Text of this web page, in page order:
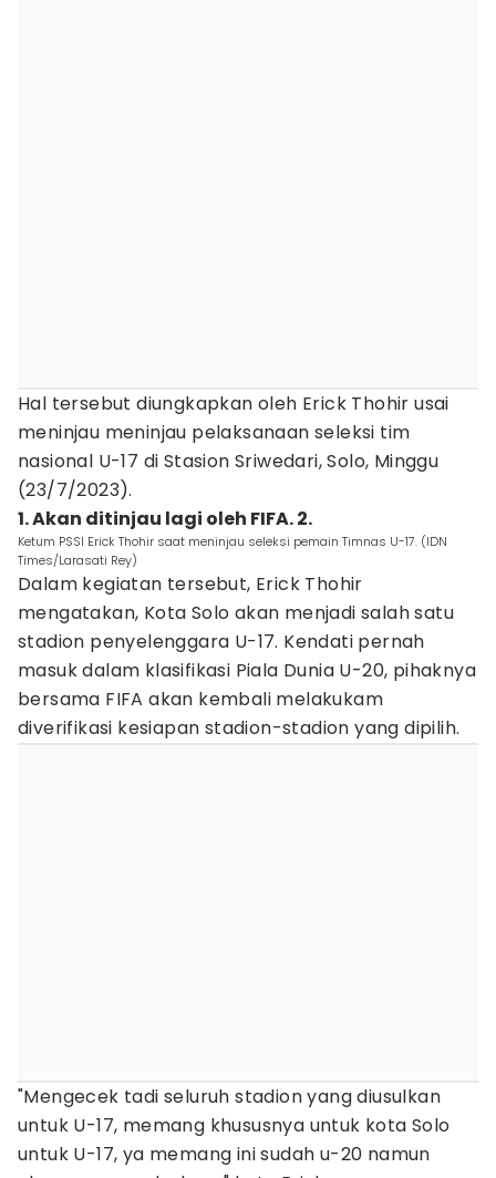
Hal tersebut diungkapkan oleh Erick Thohir usai
meninjau meninjau pelaksanaan seleksi tim
nasional U-17 di Stasion Sriwedari, Solo, Minggu
(23/7/2023).
1. Akan ditinjau lagi oleh FIFA. 2.
Ketum PSSI Erick Thohir saat meninjau seleksi pemain Timnas U-17. (IDN
Times/Larasati Rey)
Dalam kegiatan tersebut, Erick Thohir
mengatakan, Kota Solo akan menjadi salah satu
stadion penyelenggara U-17. Kendati pernah
masuk dalam klasifikasi Piala Dunia U-20, pihaknya
bersama FIFA akan kembali melakukam
diverifikasi kesiapan stadion-stadion yang dipilih.
"Mengecek tadi seluruh stadion yang diusulkan
untuk U-17, memang khususnya untuk kota Solo
untuk U-17, ya memang ini sudah u-20 namun